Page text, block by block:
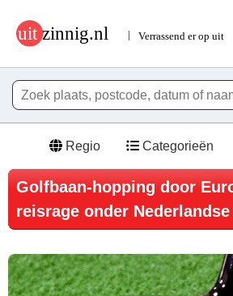
Regio Categorieën
Golfbaan-hopping door
reisrage onder